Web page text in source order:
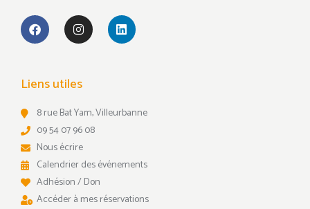
Liens utiles
8 rue Bat Yam, Villeurbanne
09 54 07 96 08
Nous écrire
Calendrier des événements
Adhésion / Don
Accéder à mes réservations